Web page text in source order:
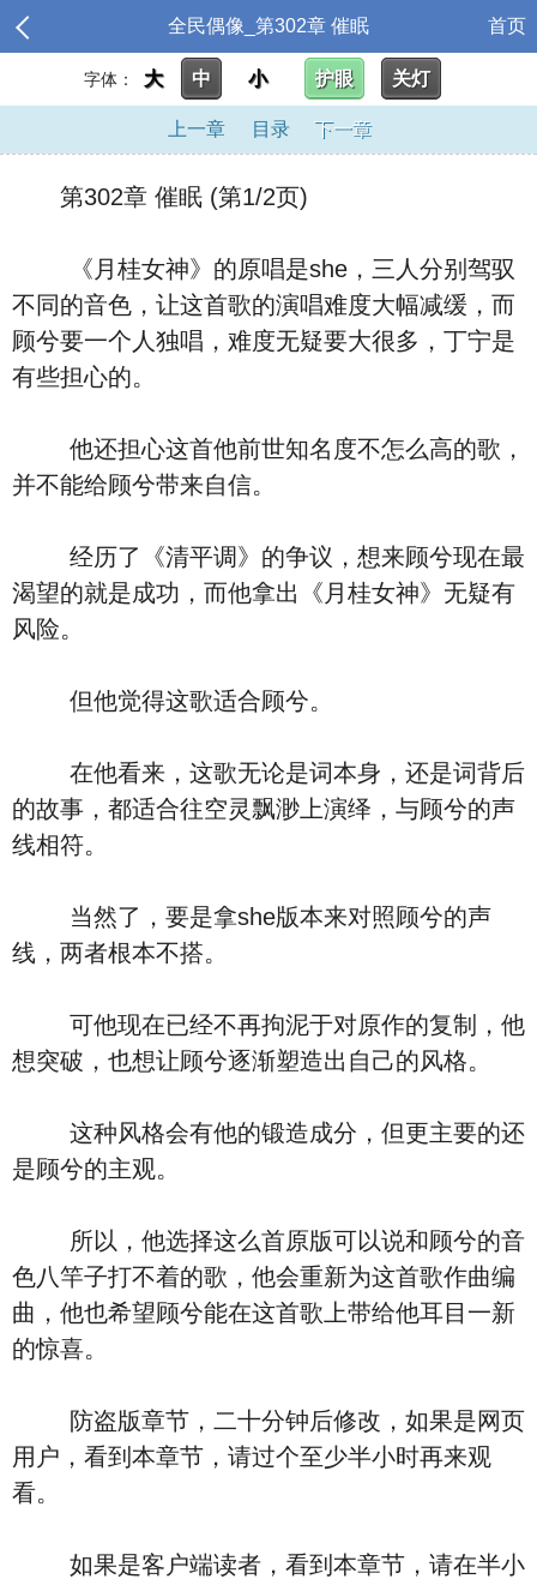
全民偶像_第302章 催眠 首页
字体： 大 中 小 护眼 关灯
上一章 目录 下一章
第302章 催眠 (第1/2页)
《月桂女神》的原唱是she，三人分别驾驭
不同的音色，让这首歌的演唱难度大幅减缓，而
顾兮要一个人独唱，难度无疑要大很多，丁宁是
有些担心的。
他还担心这首他前世知名度不怎么高的歌，
并不能给顾兮带来自信。
经历了《清平调》的争议，想来顾兮现在最
渴望的就是成功，而他拿出《月桂女神》无疑有
风险。
但他觉得这歌适合顾兮。
在他看来，这歌无论是词本身，还是词背后
的故事，都适合往空灵飘渺上演绎，与顾兮的声
线相符。
当然了，要是拿she版本来对照顾兮的声
线，两者根本不搭。
可他现在已经不再拘泥于对原作的复制，他
想突破，也想让顾兮逐渐塑造出自己的风格。
这种风格会有他的锻造成分，但更主要的还
是顾兮的主观。
所以，他选择这么首原版可以说和顾兮的音
色八竿子打不着的歌，他会重新为这首歌作曲编
曲，他也希望顾兮能在这首歌上带给他耳目一新
的惊喜。
防盗版章节，二十分钟后修改，如果是网页
用户，看到本章节，请过个至少半小时再来观
看。
如果是客户端读者，看到本章节，请在半小